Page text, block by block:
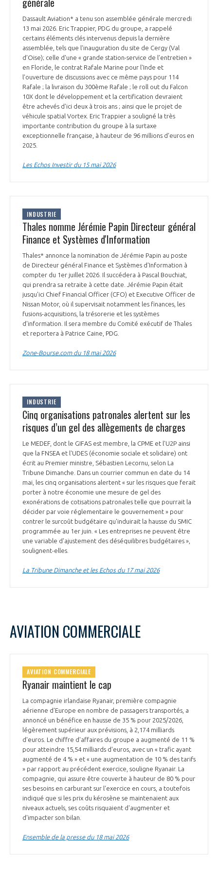
Dassault Aviation* a tenu son assemblée générale mercredi
13 mai 2026. Eric Trappier, PDG du groupe, a rappelé
certains éléments clés intervenus depuis la dernière
assemblée, tels que l'inauguration du site de Cergy (Val
d’Oise); celle d'une « grande station-service de l'entretien »
en Floride, le contrat Rafale Marine pour l'Inde et
l'ouverture de discussions avec ce même pays pour 114
Rafale ; la livraison du 300ème Rafale ; le roll out du Falcon
10X dont le développement et la certification devraient
être achevés d'ici deux à trois ans ; ainsi que le projet de
véhicule spatial Vortex. Eric Trappier a souligné la très
importante contribution du groupe à la surtaxe
exceptionnelle française, à hauteur de 96 millions d'euros en
2025.
Les Echos Investir du 15 mai 2026
INDUSTRIE
Thales nomme Jérémie Papin Directeur général
Finance et Systèmes d'Information
Thales* annonce la nomination de Jérémie Papin au poste
de Directeur général Finance et Systèmes d'Information à
compter du 1er juillet 2026. Il succédera à Pascal Bouchiat,
qui prendra sa retraite à cette date. Jérémie Papin était
jusqu'ici Chief Financial Officer (CFO) et Executive Officer de
Nissan Motor, où il supervisait notamment les finances, les
fusions-acquisitions, la trésorerie et les systèmes
d'information. Il sera membre du Comité exécutif de Thales
et reportera à Patrice Caine, PDG.
Zone-Bourse.com du 18 mai 2026
INDUSTRIE
Cinq organisations patronales alertent sur les
risques d’un gel des allègements de charges
Le MEDEF, dont le GIFAS est membre, la CPME et l'U2P ainsi
que la FNSEA et l'UDES (économie sociale et solidaire) ont
écrit au Premier ministre, Sébastien Lecornu, selon La
Tribune Dimanche. Dans un courrier commun en date du 14
mai, les cinq organisations alertent « sur les risques que ferait
porter à notre économie une mesure de gel des
exonérations de cotisations patronales telle que pourrait la
décider par voie réglementaire le gouvernement » pour
contrer le surcoût budgétaire qu'induirait la hausse du SMIC
programmée au 1er juin. « Les entreprises ne peuvent être
une variable d'ajustement des déséquilibres budgétaires »,
soulignent-elles.
La Tribune Dimanche et les Echos du 17 mai 2026
AVIATION COMMERCIALE
AVIATION COMMERCIALE
Ryanair maintient le cap
La compagnie irlandaise Ryanair, première compagnie
aérienne d'Europe en nombre de passagers transportés, a
annoncé un bénéfice en hausse de 35 % pour 2025/2026,
légèrement supérieur aux prévisions, à 2,174 milliards
d'euros. Le chiffre d'affaires du groupe a augmenté de 11 %
pour atteindre 15,54 milliards d'euros, avec un « trafic ayant
augmenté de 4 % » et « une augmentation de 10 % des tarifs
» par rapport au précédent exercice, souligne Ryanair. La
compagnie, qui assure être couverte à hauteur de 80 % pour
ses besoins en carburant sur l'exercice en cours, a toutefois
indiqué que si les prix du kérosène se maintenaient aux
niveaux actuels, ses coûts risquaient d'augmenter et
d'impacter son bilan.
Ensemble de la presse du 18 mai 2026